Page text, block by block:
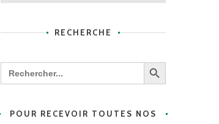
RECHERCHE
Search
for:
Search Button
POUR RECEVOIR TOUTES NOS